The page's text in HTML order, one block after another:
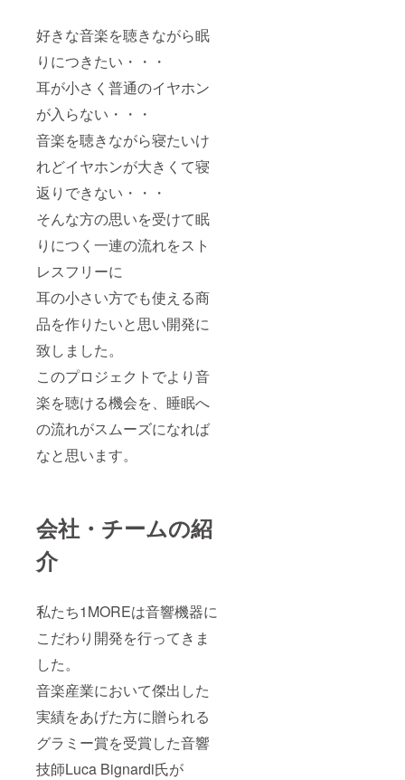
好きな音楽を聴きながら眠
りにつきたい・・・
耳が小さく普通のイヤホン
が入らない・・・
音楽を聴きながら寝たいけ
れどイヤホンが大きくて寝
返りできない・・・
そんな方の思いを受けて眠
りにつく一連の流れをスト
レスフリーに
耳の小さい方でも使える商
品を作りたいと思い開発に
致しました。
このプロジェクトでより音
楽を聴ける機会を、睡眠へ
の流れがスムーズになれば
なと思います。
会社・チームの紹
介
私たち1MOREは音響機器に
こだわり開発を行ってきま
した。
音楽産業において傑出した
実績をあげた方に贈られる
グラミー賞を受賞した音響
技師Luca Bignardi氏が